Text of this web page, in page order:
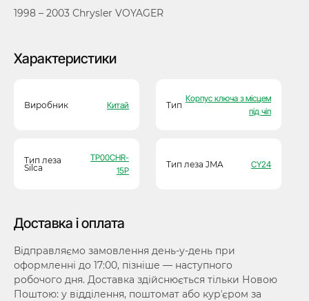
1998 – 2003 Chrysler VOYAGER
Характеристики
Виробник Китай Тип
Корпус ключа з місцем
під чіп
Тип леза
Silca
TP00CHR-
15P
Тип леза JMA CY24
Доставка і оплата
Відправляємо замовлення день-у-день при
оформленні до 17:00, пізніше — наступного
робочого дня. Доставка здійснюється тільки Новою
Поштою: у відділення, поштомат або курʼєром за